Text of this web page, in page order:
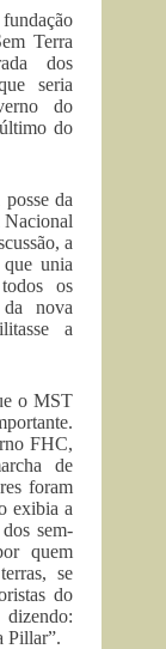
Terra
dos
seria
do
do
da
Nacional
a
unia
os
nova
a
o MST
FHC,
de
foram
exibia a
sem-
quem
se
do
Pillar”.